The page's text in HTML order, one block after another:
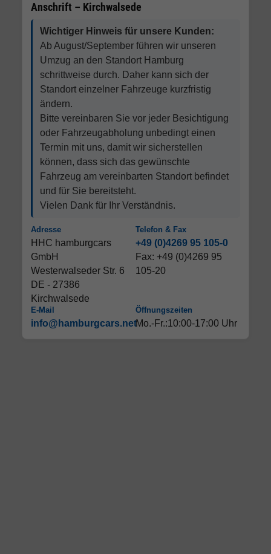
Anschrift – Kirchwalsede
Wichtiger Hinweis für unsere Kunden:
Ab August/September führen wir unseren
Umzug an den Standort Hamburg
schrittweise durch. Daher kann sich der
Standort einzelner Fahrzeuge kurzfristig
ändern.
Bitte vereinbaren Sie vor jeder Besichtigung
oder Fahrzeugabholung unbedingt einen
Termin mit uns, damit wir sicherstellen
können, dass sich das gewünschte
Fahrzeug am vereinbarten Standort befindet
und für Sie bereitsteht.
Vielen Dank für Ihr Verständnis.
Adresse
HHC hamburgcars
GmbH
Westerwalseder Str. 6
DE - 27386
Kirchwalsede
Telefon & Fax
+49 (0)4269 95 105-0
Fax: +49 (0)4269 95
105-20
E-Mail
info@hamburgcars.net
Öffnungszeiten
Mo.-Fr.:10:00-17:00 Uhr